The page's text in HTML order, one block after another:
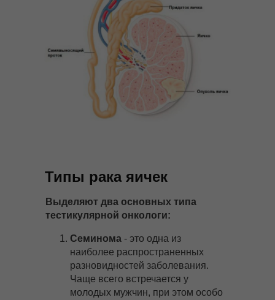
Типы рака яичек
Выделяют два основных типа
тестикулярной онкологи:
Семинома - это одна из
наиболее распространенных
разновидностей заболевания.
Чаще всего встречается у
молодых мужчин, при этом особо